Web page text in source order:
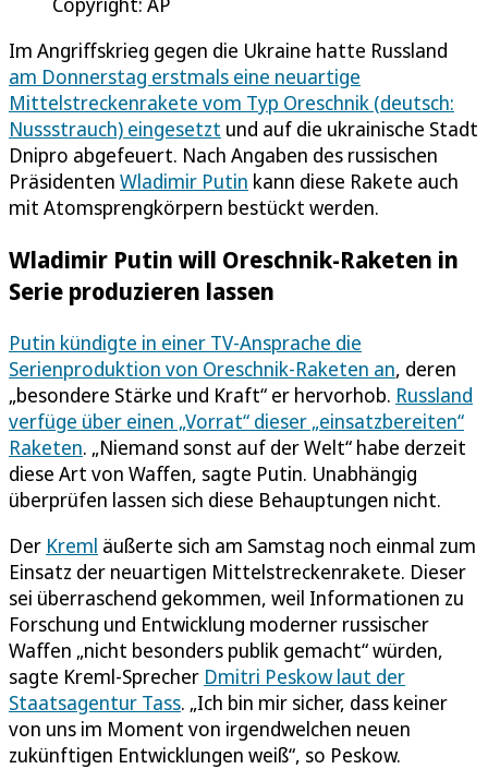
Im Angriffskrieg gegen die Ukraine hatte Russland
am Donnerstag erstmals eine neuartige
Mittelstreckenrakete vom Typ Oreschnik (deutsch:
Nussstrauch) eingesetzt und auf die ukrainische Stadt
Dnipro abgefeuert. Nach Angaben des russischen
Präsidenten Wladimir Putin kann diese Rakete auch
mit Atomsprengkörpern bestückt werden.
Wladimir Putin will Oreschnik-Raketen in
Serie produzieren lassen
Putin kündigte in einer TV-Ansprache die
Serienproduktion von Oreschnik-Raketen an, deren
„besondere Stärke und Kraft“ er hervorhob. Russland
verfüge über einen „Vorrat“ dieser „einsatzbereiten“
Raketen. „Niemand sonst auf der Welt“ habe derzeit
diese Art von Waffen, sagte Putin. Unabhängig
überprüfen lassen sich diese Behauptungen nicht.
Der Kreml äußerte sich am Samstag noch einmal zum
Einsatz der neuartigen Mittelstreckenrakete. Dieser
sei überraschend gekommen, weil Informationen zu
Forschung und Entwicklung moderner russischer
Waffen „nicht besonders publik gemacht“ würden,
sagte Kreml-Sprecher Dmitri Peskow laut der
Staatsagentur Tass. „Ich bin mir sicher, dass keiner
von uns im Moment von irgendwelchen neuen
zukünftigen Entwicklungen weiß“, so Peskow.